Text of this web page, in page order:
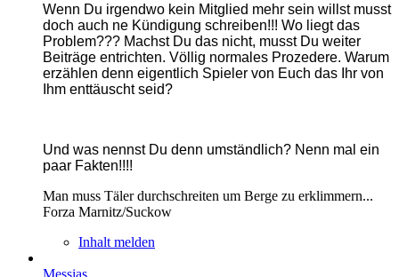
Wenn Du irgendwo kein Mitglied mehr sein willst musst
doch auch ne Kündigung schreiben!!! Wo liegt das
Problem??? Machst Du das nicht, musst Du weiter
Beiträge entrichten. Völlig normales Prozedere. Warum
erzählen denn eigentlich Spieler von Euch das Ihr von
Ihm enttäuscht seid?
Und was nennst Du denn umständlich? Nenn mal ein
paar Fakten!!!!
Man muss Täler durchschreiten um Berge zu erklimmern...
Forza Marnitz/Suckow
Inhalt melden
Messias